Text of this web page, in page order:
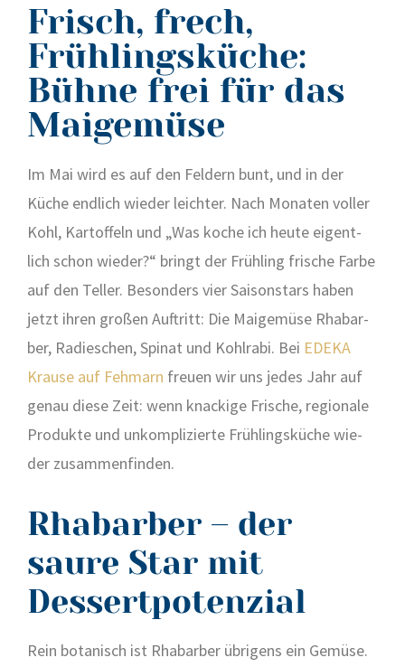
Frisch, frech,
Frühlingsküche:
Bühne frei für das
Maigemüse
Im Mai wird es auf den Fel­dern bunt, und in der
Küche end­lich wie­der leich­ter. Nach Mona­ten vol­ler
Kohl, Kar­tof­feln und „Was koche ich heu­te eigent­
lich schon wie­der?“ bringt der Früh­ling fri­sche Far­be
auf den Tel­ler. Beson­ders vier Sai­son­stars haben
jetzt ihren gro­ßen Auf­tritt: Die Mai­ge­mü­se Rha­bar­
ber, Radies­chen, Spi­nat und Kohl­ra­bi. Bei EDEKA
Krau­se auf Feh­marn freu­en wir uns jedes Jahr auf
genau die­se Zeit: wenn kna­cki­ge Fri­sche, regio­na­le
Pro­duk­te und unkom­pli­zier­te Früh­lings­kü­che wie­
der zusam­men­fin­den.
Rhabarber – der
saure Star mit
Dessertpotenzial
Rein bota­nisch ist Rha­bar­ber übri­gens ein Gemü­se.